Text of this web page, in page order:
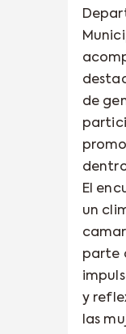
de
El
un
parte
y
las